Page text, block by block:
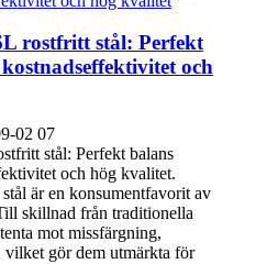
rostfritt stål: Perfekt
och
02 07
stål: Perfekt balans
och hög kvalitet.
är en konsumentfavorit av
skillnad från traditionella
mot missfärgning,
vilket gör dem utmärkta för